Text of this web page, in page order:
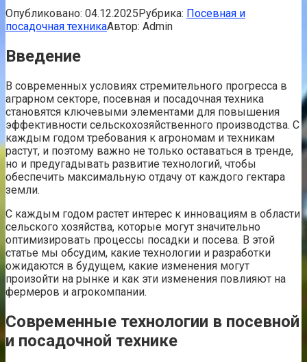
Опубликовано: 04.12.2025Рубрика: Посевная и
посадочная техникаАвтор: Admin
Введение
В современных условиях стремительного прогресса в
аграрном секторе, посевная и посадочная техника
становятся ключевыми элементами для повышения
эффективности сельскохозяйственного производства. С
каждым годом требования к агрономам и техникам
растут, и поэтому важно не только оставаться в тренде,
но и предугадывать развитие технологий, чтобы
обеспечить максимальную отдачу от каждого гектара
земли.
С каждым годом растет интерес к инновациям в области
сельского хозяйства, которые могут значительно
оптимизировать процессы посадки и посева. В этой
статье мы обсудим, какие технологии и разработки
ожидаются в будущем, какие изменения могут
произойти на рынке и как эти изменения повлияют на
фермеров и агрокомпании.
Современные технологии в посевной
и посадочной технике